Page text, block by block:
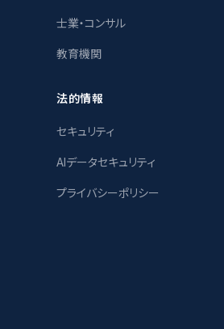
士業・コンサル
教育機関
法的情報
セキュリティ
AIデータセキュリティ
プライバシーポリシー